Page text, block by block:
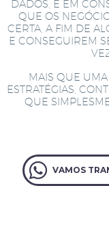
DADOS, E EM
QUE OS
CERTA, A FIM DE
E CONSEGUIREM
MAIS QUE UMA
ESTRATÉGIAS,
QUE
VAMOS